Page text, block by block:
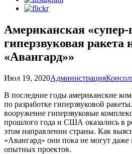
Американская «супер-
гиперзвуковая ракета
«Авангард»»
Июл 19, 2020Администрация
В последние годы американские
по разработке гиперзвуковой
вооружение гиперзвуковые
прошлого года и США оказались в
этом направлении страны. Как
«Авангард» они пока не могут
опытных проектов.